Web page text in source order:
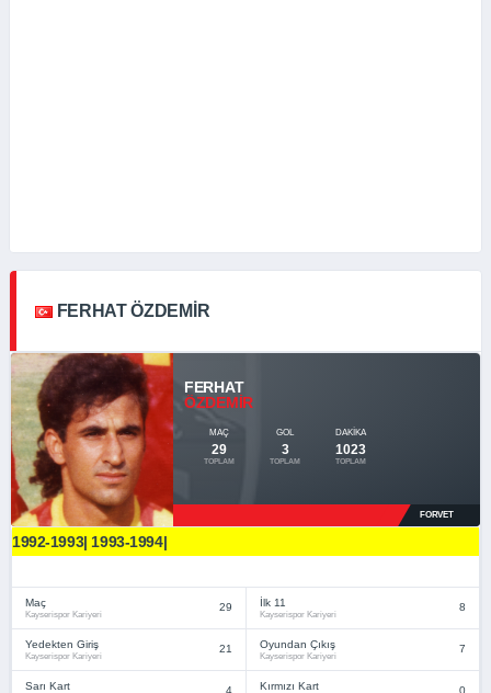
FERHAT ÖZDEMIR
FERHAT
ÖZDEMIR
MAÇ
29
TOPLAM
GOL
3
TOPLAM
DAKIKA
1023
TOPLAM
FORVET
1992-1993| 1993-1994|
Maç
Kayserispor Kariyeri
29 İlk 11
Kayserispor Kariyeri
8
Yedekten Giriş
Kayserispor Kariyeri
21 Oyundan Çıkış
Kayserispor Kariyeri
7
Sarı Kart 4 Kırmızı Kart 0